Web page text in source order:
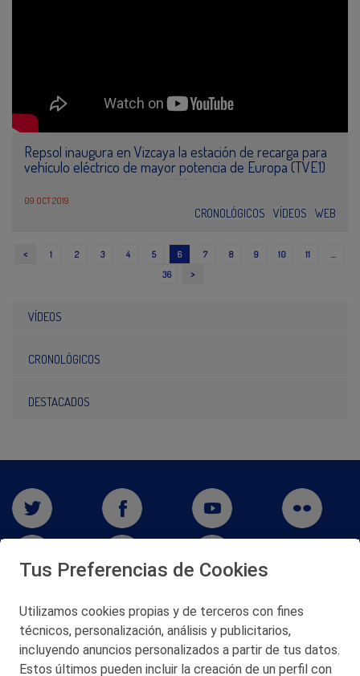
Repsol inaugura en Vizcaya la estación de recarga para
vehículo eléctrico de mayor potencia de Europa (TVE1)
09 OCT 2019
CRONOLÓGICOS VÍDEOS WEB
< 1 2 3 4 5 6 7 8 9 10 11
36
>
VÍDEOS
CRONOLÓGICOS
DESTACADOS
San Martín 5-Edificio Muñatones,
48550 Muskiz (Bizkaia)
Telf. 946 357 000
Tus Preferencias de Cookies
Utilizamos cookies propias y de terceros con fines
técnicos, personalización, análisis y publicitarios,
incluyendo anuncios personalizados a partir de tus datos.
Estos últimos pueden incluir la creación de un perfil con